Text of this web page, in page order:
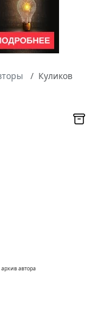
Куликов
автора